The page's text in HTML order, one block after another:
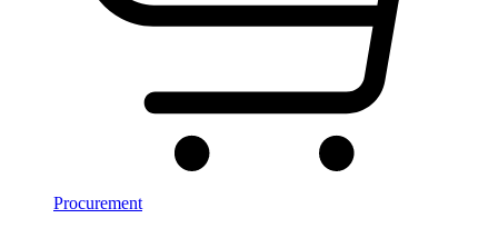
Procurement